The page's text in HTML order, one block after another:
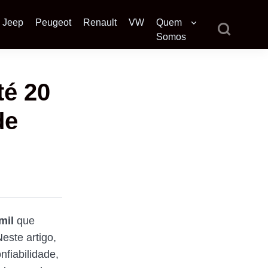
Jeep Peugeot Renault VW
Quem
Somos
20
que
artigo,